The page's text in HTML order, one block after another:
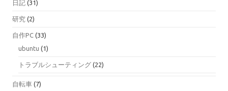
日記 (31)
研究 (2)
自作PC (33)
ubuntu (1)
トラブルシューティング (22)
自転車 (7)